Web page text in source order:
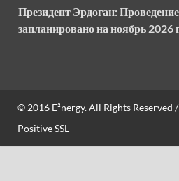
Президент Эрдоган:
запланировано на ноябрь 2026
© 2016 E²nergy. All Rights Reserved
Positive SSL